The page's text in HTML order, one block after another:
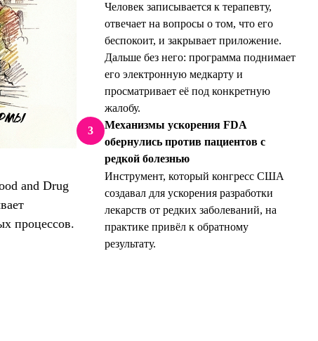
and Drug
процессов.
Человек записывается к терапевту,
отвечает на вопросы о том, что его
беспокоит, и закрывает приложение.
Дальше без него: программа поднимает
его электронную медкарту и
просматривает её под конкретную
жалобу.
3
Механизмы ускорения FDA
обернулись против пациентов с
редкой болезнью
Инструмент, который конгресс США
создавал для ускорения разработки
лекарств от редких заболеваний, на
практике привёл к обратному
результату.